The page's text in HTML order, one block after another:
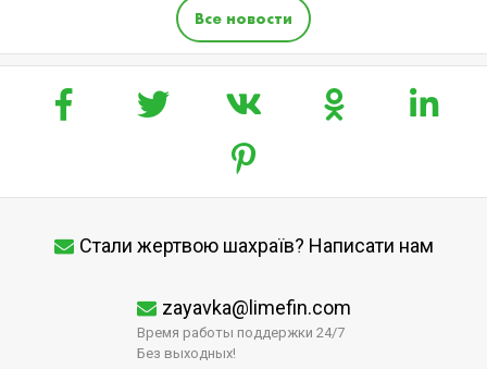
Все новости
Стали жертвою шахраїв? Написати нам
zayavka@limefin.com
Время работы поддержки 24/7
Без выходных!